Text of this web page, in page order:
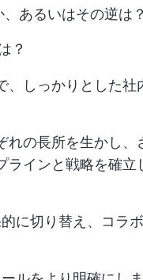
あるいはその逆は？
？
しっかりとした社
れの長所を生かし、
インと戦略を確立
に切り替え、コラ